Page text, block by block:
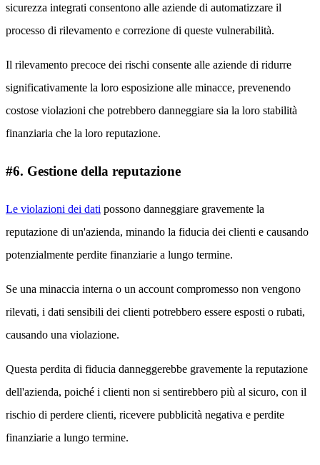
sicurezza integrati consentono alle aziende di automatizzare il
processo di rilevamento e correzione di queste vulnerabilità.
Il rilevamento precoce dei rischi consente alle aziende di ridurre
significativamente la loro esposizione alle minacce, prevenendo
costose violazioni che potrebbero danneggiare sia la loro stabilità
finanziaria che la loro reputazione.
#6. Gestione della reputazione
Le violazioni dei dati possono danneggiare gravemente la
reputazione di un'azienda, minando la fiducia dei clienti e causando
potenzialmente perdite finanziarie a lungo termine.
Se una minaccia interna o un account compromesso non vengono
rilevati, i dati sensibili dei clienti potrebbero essere esposti o rubati,
causando una violazione.
Questa perdita di fiducia danneggerebbe gravemente la reputazione
dell'azienda, poiché i clienti non si sentirebbero più al sicuro, con il
rischio di perdere clienti, ricevere pubblicità negativa e perdite
finanziarie a lungo termine.